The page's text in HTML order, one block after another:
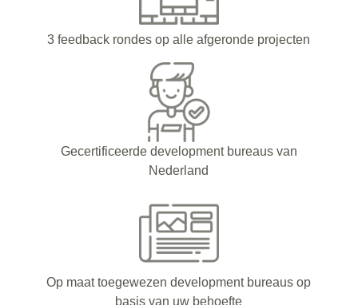
3 feedback rondes op alle afgeronde projecten
Gecertificeerde development bureaus van
Nederland
Op maat toegewezen development bureaus op
basis van uw behoefte